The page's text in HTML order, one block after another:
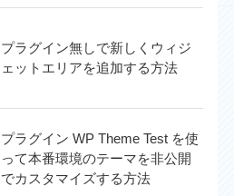
プラグイン無しで新しくウィジ
ェットエリアを追加する方法
プラグイン WP Theme Test を使
って本番環境のテーマを非公開
でカスタマイズする方法